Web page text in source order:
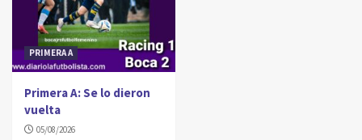
PRIMERA A
Primera A: Se lo dieron
vuelta
05/08/2026